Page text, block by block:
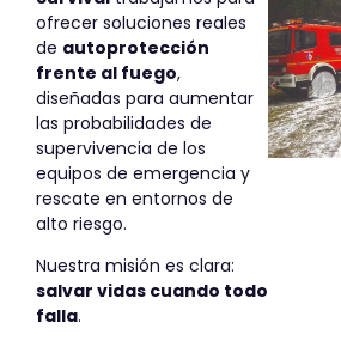
ofrecer soluciones reales
de autoprotección
frente al fuego,
diseñadas para aumentar
las probabilidades de
supervivencia de los
equipos de emergencia y
rescate en entornos de
alto riesgo.
Nuestra misión es clara:
salvar vidas cuando todo
falla.